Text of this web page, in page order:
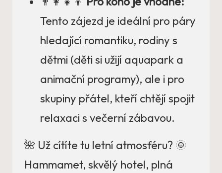
Tento zájezd je ideální pro páry
hledající romantiku, rodiny s
dětmi (děti si užijí aquapark a
animační programy), ale i pro
skupiny přátel, kteří chtějí spojit
relaxaci s večerní zábavou.
🌺 Už cítíte tu letní atmosféru? 🌞
Hammamet, skvělý hotel, plná